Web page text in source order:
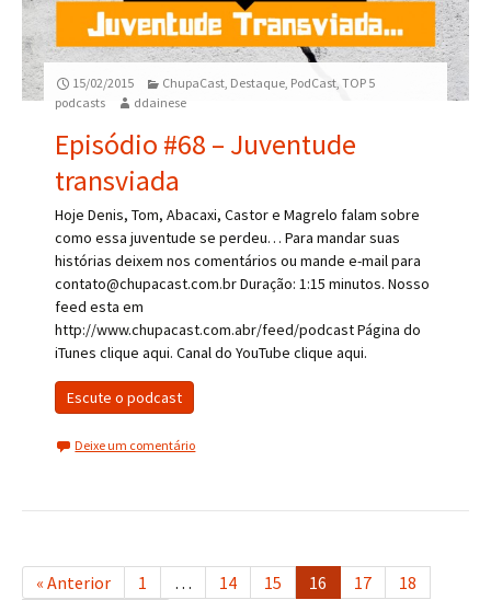
15/02/2015 ChupaCast Destaque PodCast ,TOP 5
podcasts
ddainese
Episódio #68 – Juventude
transviada
Hoje Denis, Tom, Abacaxi, Castor e Magrelo falam sobre
como essa juventude se perdeu… Para mandar suas
histórias deixem nos comentários ou mande e-mail para
contato@chupacast.com.br Duração: 1:15 minutos. Nosso
feed esta em
http://www.chupacast.com.abr/feed/podcast Página do
iTunes clique aqui. Canal do YouTube clique aqui.
Escute o podcast
Deixe um comentário
« Anterior 1 … 14 15 16 17
18